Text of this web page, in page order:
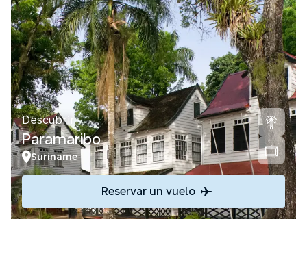
Descubrir
Paramaribo
Suriname
Reservar un vuelo